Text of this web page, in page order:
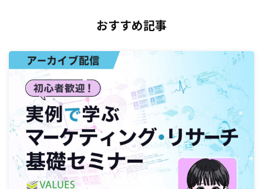
おすすめ記事